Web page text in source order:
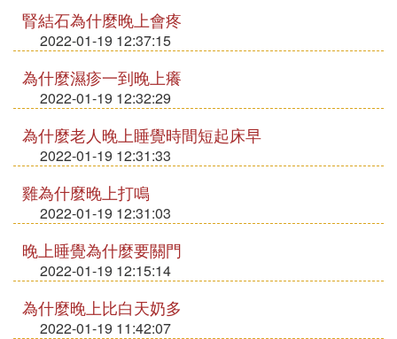
腎結石為什麼晚上會疼
2022-01-19 12:37:15
為什麼濕疹一到晚上癢
2022-01-19 12:32:29
為什麼老人晚上睡覺時間短起床早
2022-01-19 12:31:33
雞為什麼晚上打鳴
2022-01-19 12:31:03
晚上睡覺為什麼要關門
2022-01-19 12:15:14
為什麼晚上比白天奶多
2022-01-19 11:42:07